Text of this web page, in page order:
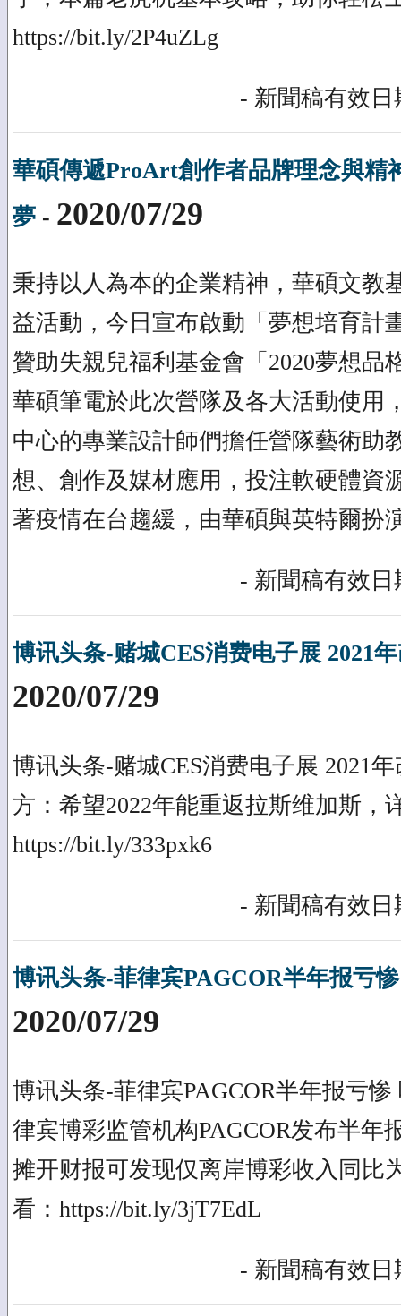
https://bit.ly/2P4uZLg
- 新聞稿有效日
華碩傳遞ProArt創作者品牌理念與精
夢 - 2020/07/29
秉持以人為本的企業精神，華碩文教
益活動，今日宣布啟動「夢想培育計
贊助失親兒福利基金會「2020夢想品
華碩筆電於此次營隊及各大活動使用
中心的專業設計師們擔任營隊藝術助
想、創作及媒材應用，投注軟硬體資
著疫情在台趨緩，由華碩與英特爾扮
- 新聞稿有效日
博讯头条-赌城CES消费电子展 2021
2020/07/29
博讯头条-赌城CES消费电子展 2021
方：希望2022年能重返拉斯维加斯，
https://bit.ly/333pxk6
- 新聞稿有效日
博讯头条-菲律宾PAGCOR半年报亏
2020/07/29
博讯头条-菲律宾PAGCOR半年报亏惨
律宾博彩监管机构PAGCOR发布半年
摊开财报可发现仅离岸博彩收入同比
看：https://bit.ly/3jT7EdL
- 新聞稿有效日